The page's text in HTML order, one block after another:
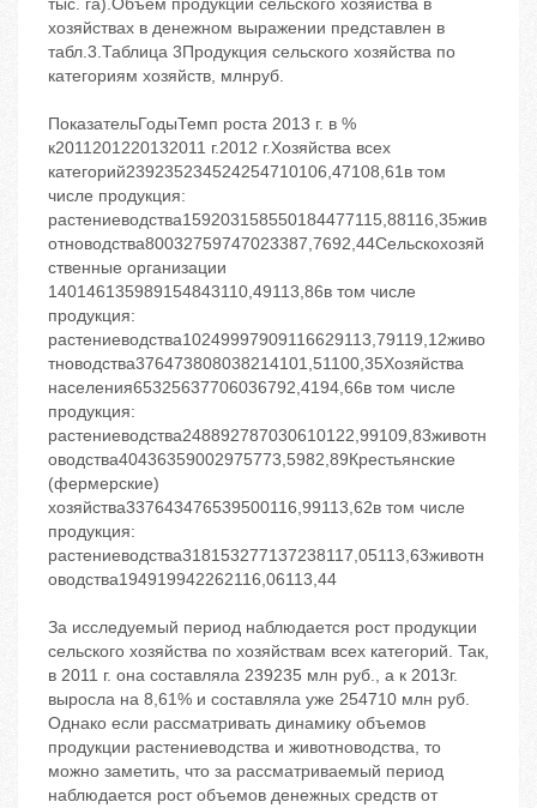
тыс. га).Объем продукции сельского хозяйства в
хозяйствах в денежном выражении представлен в
табл.3.Таблица 3Продукция сельского хозяйства по
категориям хозяйств, млнруб.
ПоказательГодыТемп роста 2013 г. в %
к2011201220132011 г.2012 г.Хозяйства всех
категорий239235234524254710106,47108,61в том
числе продукция:
растениеводства159203158550184477115,88116,35жив
отноводства80032759747023387,7692,44Сельскохозяй
ственные организации
140146135989154843110,49113,86в том числе
продукция:
растениеводства10249997909116629113,79119,12живо
тноводства376473808038214101,51100,35Хозяйства
населения65325637706036792,4194,66в том числе
продукция:
растениеводства248892787030610122,99109,83животн
оводства40436359002975773,5982,89Крестьянские
(фермерские)
хозяйства337643476539500116,99113,62в том числе
продукция:
растениеводства318153277137238117,05113,63животн
оводства194919942262116,06113,44
За исследуемый период наблюдается рост продукции
сельского хозяйства по хозяйствам всех категорий. Так,
в 2011 г. она составляла 239235 млн руб., а к 2013г.
выросла на 8,61% и составляла уже 254710 млн руб.
Однако если рассматривать динамику объемов
продукции растениеводства и животноводства, то
можно заметить, что за рассматриваемый период
наблюдается рост объемов денежных средств от